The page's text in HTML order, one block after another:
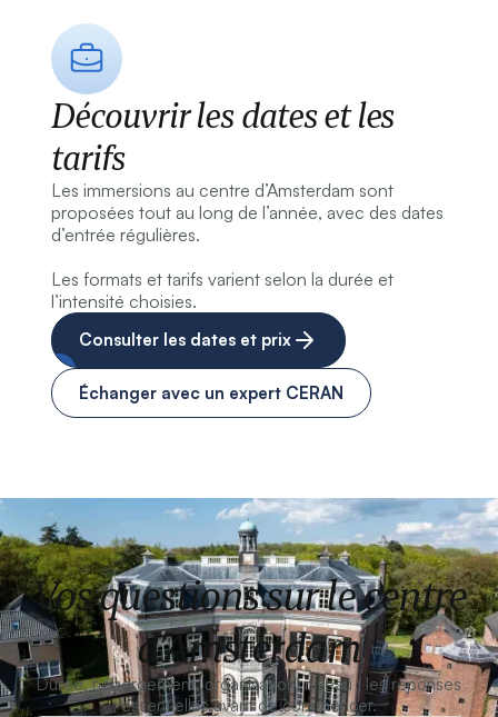
Découvrir les dates et les
tarifs
Les immersions au centre d’Amsterdam sont
proposées tout au long de l’année, avec des dates
d’entrée régulières.
Les formats et tarifs varient selon la durée et
l’intensité choisies.
Consulter les dates et prix
Échanger avec un expert CERAN
Vos questions sur le centre
d’Amsterdam
Durée, hébergement, organisation, niveau : les réponses
essentielles avant de commencer.